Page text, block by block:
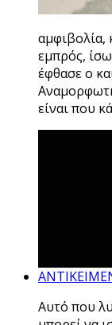
αμφιβολία,
εμπρός,
έφθασε ο
είναι που
Αυτό που